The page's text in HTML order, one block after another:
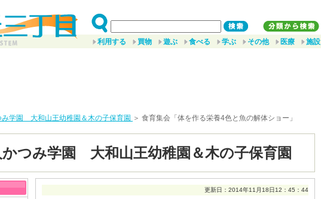
利用する 買物 遊ぶ 食べる 学ぶ その他 医療 施設
み学園 大和山王幼稚園＆木の子保育園 ＞ 食育集会「体を作る栄養4色と魚の解体ショー」
かつみ学園 大和山王幼稚園＆木の子保育園
更新日：2014年11月18日12：45：44